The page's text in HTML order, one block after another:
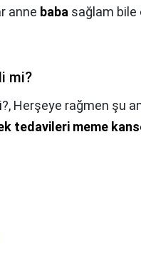
anne baba sağlam bile
mi?
Herşeye rağmen şu
tedavileri meme